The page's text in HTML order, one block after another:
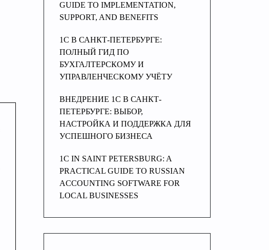
GUIDE TO IMPLEMENTATION,
SUPPORT, AND BENEFITS
1C В САНКТ-ПЕТЕРБУРГЕ:
ПОЛНЫЙ ГИД ПО
БУХГАЛТЕРСКОМУ И
УПРАВЛЕНЧЕСКОМУ УЧЁТУ
ВНЕДРЕНИЕ 1С В САНКТ-
ПЕТЕРБУРГЕ: ВЫБОР,
НАСТРОЙКА И ПОДДЕРЖКА ДЛЯ
УСПЕШНОГО БИЗНЕСА
1C IN SAINT PETERSBURG: A
PRACTICAL GUIDE TO RUSSIAN
ACCOUNTING SOFTWARE FOR
LOCAL BUSINESSES